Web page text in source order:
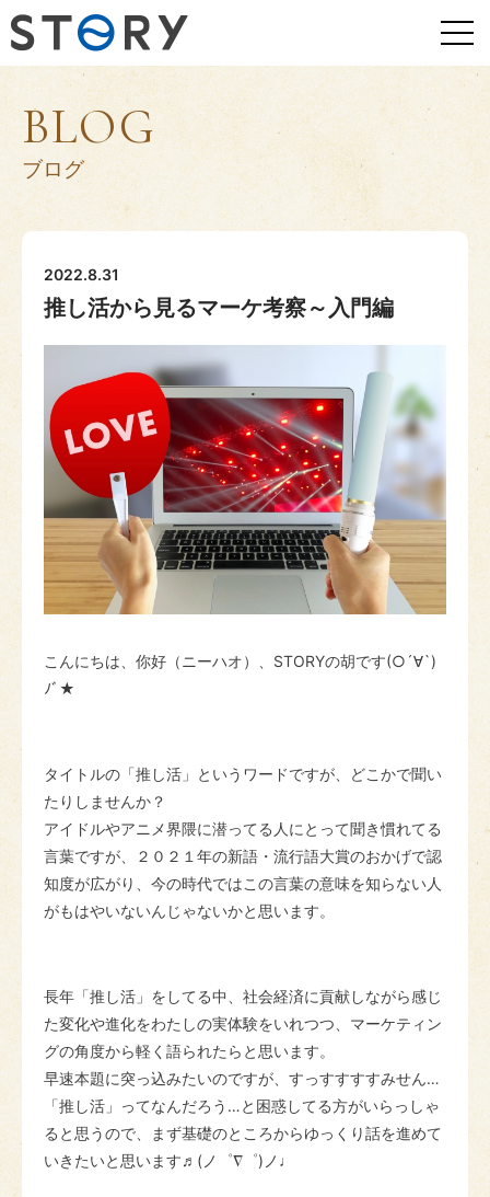
BLOG
ブログ
2022.8.31
推し活から見るマーケ考察～入門編
こんにちは、你好（ニーハオ）、STORYの胡です(○´∀`)
ﾉﾞ★
タイトルの「推し活」というワードですが、どこかで聞い
たりしませんか？
アイドルやアニメ界隈に潜ってる人にとって聞き慣れてる
言葉ですが、２０２１年の新語・流行語大賞のおかげで認
知度が広がり、今の時代ではこの言葉の意味を知らない人
がもはやいないんじゃないかと思います。
長年「推し活」をしてる中、社会経済に貢献しながら感じ
た変化や進化をわたしの実体験をいれつつ、マーケティン
グの角度から軽く語られたらと思います。
早速本題に突っ込みたいのですが、すっすすすすみせん…
「推し活」ってなんだろう…と困惑してる方がいらっしゃ
ると思うので、まず基礎のところからゆっくり話を進めて
いきたいと思います♬(ノ゜∇゜)ノ♩